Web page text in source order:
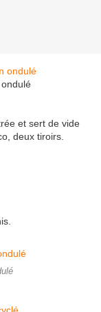
et sert de vide
deux tiroirs.